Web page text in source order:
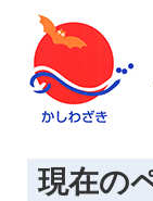
現在の